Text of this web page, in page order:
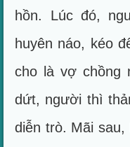
hồn. Lúc đó,
huyên náo, kéo
cho là vợ chồng
dứt, người thì
diễn trò. Mãi